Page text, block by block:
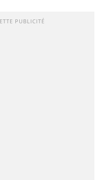
PUBLICITÉ